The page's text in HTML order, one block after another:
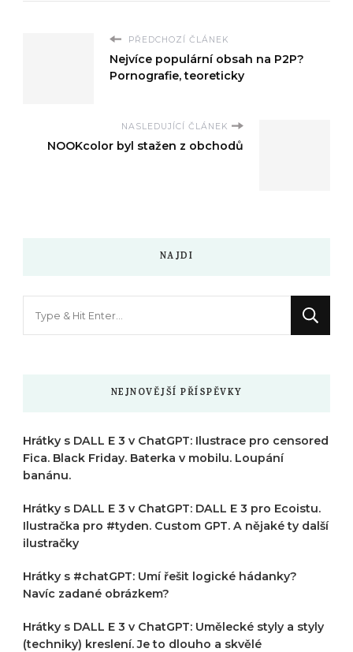
PŘEDCHOZÍ ČLÁNEK
Nejvíce populární obsah na P2P?
Pornografie, teoreticky
NASLEDUJÍCÍ ČLÁNEK
NOOKcolor byl stažen z obchodů
NAJDI
NEJNOVĚJŠÍ PŘÍSPĚVKY
Hrátky s DALL E 3 v ChatGPT: Ilustrace pro censored
Fica. Black Friday. Baterka v mobilu. Loupání
banánu.
Hrátky s DALL E 3 v ChatGPT: DALL E 3 pro Ecoistu.
Ilustračka pro #tyden. Custom GPT. A nějaké ty další
ilustračky
Hrátky s #chatGPT: Umí řešit logické hádanky?
Navíc zadané obrázkem?
Hrátky s DALL E 3 v ChatGPT: Umělecké styly a styly
(techniky) kreslení. Je to dlouho a skvělé